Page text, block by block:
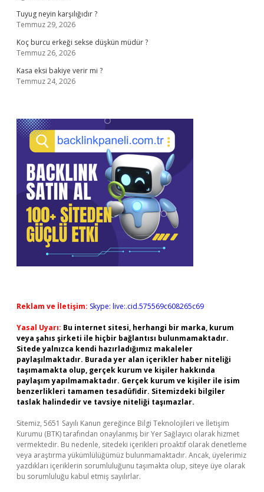
Tuyug neyin karşılığıdır ?
Temmuz 29, 2026
Koç burcu erkeği sekse düşkün müdür ?
Temmuz 26, 2026
Kasa eksi bakiye verir mi ?
Temmuz 24, 2026
Reklam ve İletişim: Skype: live:.cid.575569c608265c69
Yasal Uyarı: Bu internet sitesi, herhangi bir marka, kurum
veya şahıs şirketi ile hiçbir bağlantısı bulunmamaktadır.
Sitede yalnızca kendi hazırladığımız makaleler
paylaşılmaktadır. Burada yer alan içerikler haber niteliği
taşımamakta olup, gerçek kurum ve kişiler hakkında
paylaşım yapılmamaktadır. Gerçek kurum ve kişiler ile isim
benzerlikleri tamamen tesadüfidir. Sitemizdeki bilgiler
taslak halindedir ve tavsiye niteliği taşımazlar.
Sitemiz, 5651 Sayılı Kanun gereğince Bilgi Teknolojileri ve İletişim
Kurumu (BTK) tarafından onaylanmış bir Yer Sağlayıcı olarak hizmet
vermektedir. Bu nedenle, sitedeki içerikleri proaktif olarak denetleme
veya araştırma yükümlülüğümüz bulunmamaktadır. Ancak, üyelerimiz
yazdıkları içeriklerin sorumluluğunu taşımakta olup, siteye üye olarak
bu sorumluluğu kabul etmiş sayılırlar.